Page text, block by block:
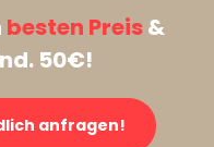
besten Preis&
50€!
anfragen!